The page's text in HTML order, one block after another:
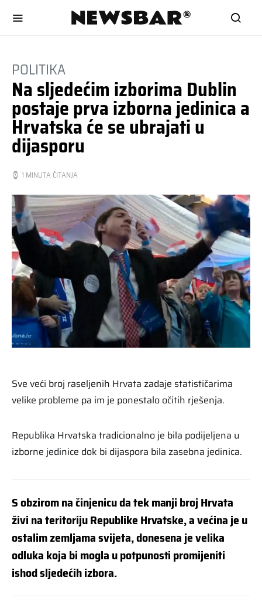
POLITIKA
Na sljedećim izborima Dublin
postaje prva izborna jedinica a
Hrvatska će se ubrajati u
dijasporu
1 MINUTA ČITANJA
Sve veći broj raseljenih Hrvata zadaje statističarima
velike probleme pa im je ponestalo očitih rješenja.
Republika Hrvatska tradicionalno je bila podijeljena u
izborne jedinice dok bi dijaspora bila zasebna jedinica.
S obzirom na činjenicu da tek manji broj Hrvata
živi na teritoriju Republike Hrvatske, a većina je u
ostalim zemljama svijeta, donesena je velika
odluka koja bi mogla u potpunosti promijeniti
ishod sljedećih izbora.